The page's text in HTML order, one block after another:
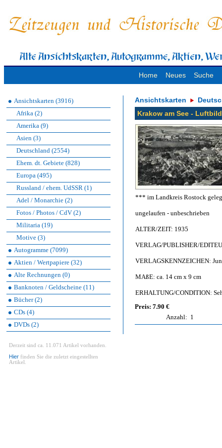
Home Neues Suche
Ansichtskarten (3916)
Afrika (2)
Amerika (9)
Asien (3)
Deutschland (2554)
Ehem. dt. Gebiete (828)
Europa (495)
Russland / ehem. UdSSR (1)
Adel / Monarchie (2)
Fotos / Photos / CdV (2)
Militaria (19)
Motive (3)
Autogramme (7099)
Aktien / Wertpapiere (32)
Alte Rechnungen (0)
Banknoten / Geldscheine (11)
Bücher (2)
CDs (4)
DVDs (2)
Derzeit sind ca. 11.071 Artikel vorhanden.
Hier finden Sie die zuletzt eingestellten
Artikel.
Ansichtskarten
Krakow am See -
*** im Landkreis Rostock
ungelaufen - unbeschrieben
ALTER/ZEIT: 1935
VERLAG/PUBLISHER/
VERLAGSKENNZEICHEN:
MAßE: ca. 14 cm x 9 cm
ERHALTUNG/CONDITION:
Preis: 7.90 €
Anzahl: 1